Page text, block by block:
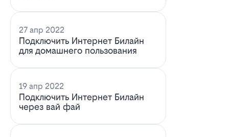
27 апр 2022
Подключить Интернет Билайн
для домашнего пользования
19 апр 2022
Подключить Интернет Билайн
через вай фай